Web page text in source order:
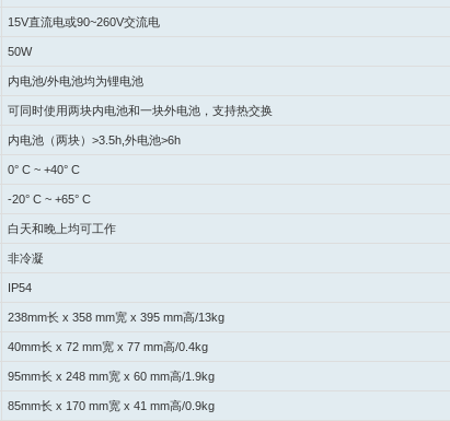
15V直流电或90~260V交流电
50W
内电池/外电池均为锂电池
可同时使用两块内电池和一块外电池，支持热交换
内电池（两块） >3.5h, 外电池>6h
0° C ~ +40° C
-20° C ~ +65° C
白天和晚上均可工作
非冷凝
IP54
238mm长 x 358 mm宽 x 395 mm高/13kg
40mm长 x 72 mm宽 x 77 mm高/0.4kg
95mm长 x 248 mm宽 x 60 mm高/1.9kg
85mm长 x 170 mm宽 x 41 mm高/0.9kg